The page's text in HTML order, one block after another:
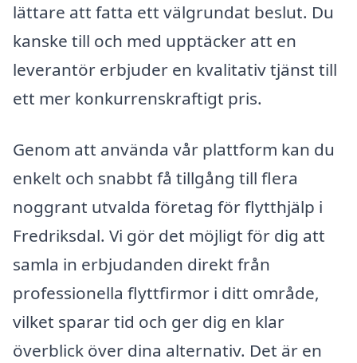
lättare att fatta ett välgrundat beslut. Du
kanske till och med upptäcker att en
leverantör erbjuder en kvalitativ tjänst till
ett mer konkurrenskraftigt pris.
Genom att använda vår plattform kan du
enkelt och snabbt få tillgång till flera
noggrant utvalda företag för flytthjälp i
Fredriksdal. Vi gör det möjligt för dig att
samla in erbjudanden direkt från
professionella flyttfirmor i ditt område,
vilket sparar tid och ger dig en klar
överblick över dina alternativ. Det är en